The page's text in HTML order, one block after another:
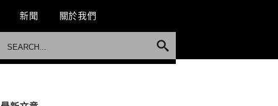
新聞 關於我們